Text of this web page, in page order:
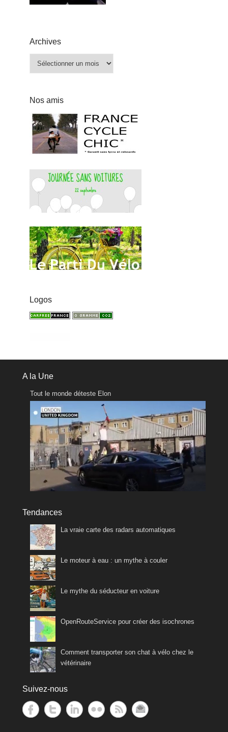
Archives
Archives
Nos amis
Logos
A la Une
Tout le monde déteste Elon
Tendances
La vraie carte des radars automatiques
Le moteur à eau : un mythe à couler
Le mythe du séducteur en voiture
OpenRouteService pour créer des isochrones
Comment transporter son chat à vélo chez le
vétérinaire
Suivez-nous